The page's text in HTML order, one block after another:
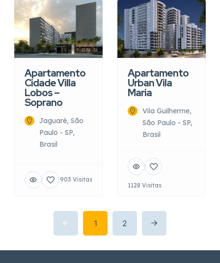
Apartamento
Cidade Villa
Lobos –
Soprano
Jaguaré, São
Paulo - SP,
Brasil
903 Visitas
Apartamento
Urban Vila
Maria
Vila Guilherme,
São Paulo - SP,
Brasil
1128 Visitas
1 2